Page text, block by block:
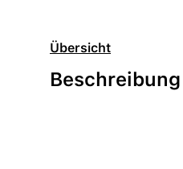
Übersicht
Beschreibung